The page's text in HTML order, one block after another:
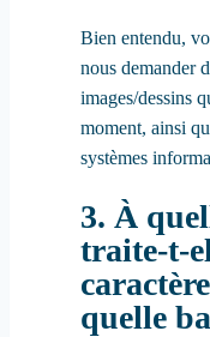
Bien entendu,
nous demander
images/dessins
moment, ainsi
systèmes
3. À
traite-t-
quelle